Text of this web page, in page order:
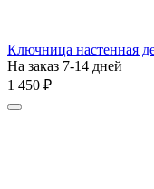
Ключница настенная
На заказ 7-14 дней
1 450 ₽